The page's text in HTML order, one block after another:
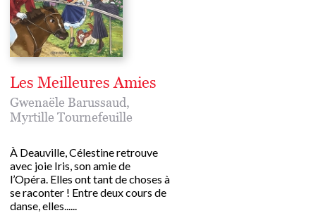
Les Meilleures Amies
Gwenaële Barussaud,
Myrtille Tournefeuille
À Deauville, Célestine retrouve
avec joie Iris, son amie de
l’Opéra. Elles ont tant de choses à
se raconter ! Entre deux cours de
danse, elles......